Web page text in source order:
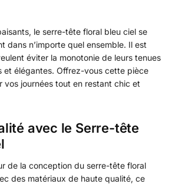
le serre-tête floral bleu ciel se
dans n’importe quel ensemble. Il est
éviter la monotonie de leurs tenues
et élégantes. Offrez-vous cette pièce
vos journées tout en restant chic et
avec le Serre-tête
de la conception du serre-tête floral
des matériaux de haute qualité, ce